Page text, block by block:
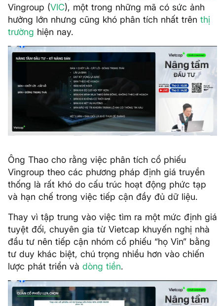
Vingroup (VIC), một trong những mã có sức ảnh
hưởng lớn nhưng cũng khó phân tích nhất trên thị
trường hiện nay.
Ông Thao cho rằng việc phân tích cổ phiếu
Vingroup theo các phương pháp định giá truyền
thống là rất khó do cấu trúc hoạt động phức tạp
và hạn chế trong việc tiếp cận đầy đủ dữ liệu.
Thay vì tập trung vào việc tìm ra một mức định giá
tuyệt đối, chuyên gia từ Vietcap khuyến nghị nhà
đầu tư nên tiếp cận nhóm cổ phiếu “họ Vin” bằng
tư duy khác biệt, chú trọng nhiều hơn vào chiến
lược phát triển và dòng tiền.